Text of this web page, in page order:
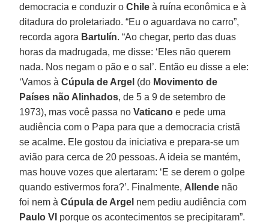
democracia e conduzir oChile à ruína econômica e à
ditadura do proletariado. “Eu o aguardava no carro”,
recorda agora Bartulín. “Ao chegar, perto das duas
horas da madrugada, me disse: ‘Eles não querem
nada. Nos negam o pão e o sal’. Então eu disse a ele:
‘Vamos àCúpula de Argel (do Movimento de
Países não Alinhados, de 5 a 9 de setembro de
1973), mas você passa noVaticano e pede uma
audiência com o Papa para que a democracia cristã
se acalme. Ele gostou da iniciativa e prepara-se um
avião para cerca de 20 pessoas. A ideia se mantém,
mas houve vozes que alertaram: ‘E se derem o golpe
quando estivermos fora?’. Finalmente, Allende não
foi nem àCúpula de Argel nem pediu audiência com
Paulo VI porque os acontecimentos se precipitaram”.